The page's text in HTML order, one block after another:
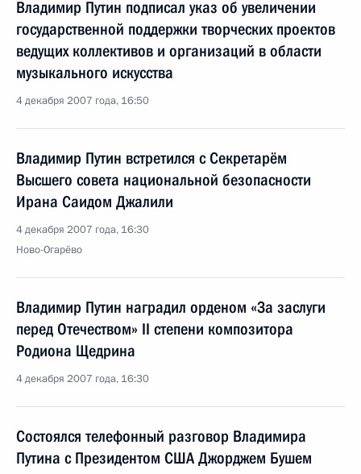
Владимир Путин подписал указ об увеличении
государственной поддержки творческих проектов
ведущих коллективов и организаций в области
музыкального искусства
4 декабря 2007 года, 16:50
Владимир Путин встретился с Секретарём
Высшего совета национальной безопасности
Ирана Саидом Джалили
4 декабря 2007 года, 16:30
Ново-Огарёво
Владимир Путин наградил орденом «За заслуги
перед Отечеством» II степени композитора
Родиона Щедрина
4 декабря 2007 года, 16:30
Состоялся телефонный разговор Владимира
Путина с Президентом США Джорджем Бушем